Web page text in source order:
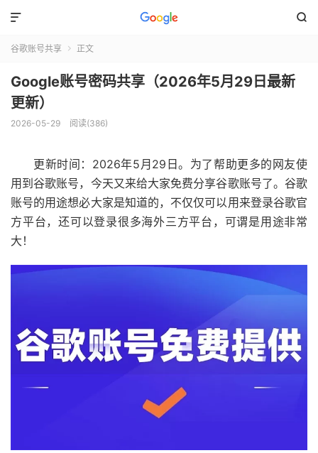


谷歌账号共享  正文
Google账号密码共享（2026年5月29日最新
更新）
2026-05-29 阅读(386)
更新时间：2026年5月29日。为了帮助更多的网友使
用到谷歌账号，今天又来给大家免费分享谷歌账号了。谷歌
账号的用途想必大家是知道的，不仅仅可以用来登录谷歌官
方平台，还可以登录很多海外三方平台，可谓是用途非常
大！